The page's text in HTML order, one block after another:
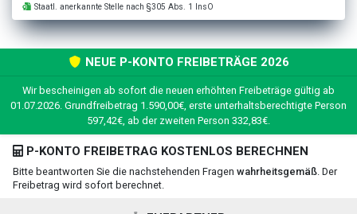
Staatl. anerkannte Stelle nach §305 Abs. 1 InsO
NEUE P-KONTO FREIBETRÄGE 2026
Wir bescheinigen ab sofort die neuen erhöhten Freibeträge gültig ab
01.07.2026. Grundfreibetrag 1.590,00€, erste unterhaltsberechtigte Person
597,42€, ab der zweiten Person 332,83€.
P-KONTO FREIBETRAG KOSTENLOS BERECHNEN
Bitte beantworten Sie die nachstehenden Fragen wahrheitsgemäß . Der
Freibetrag wird sofort berechnet.